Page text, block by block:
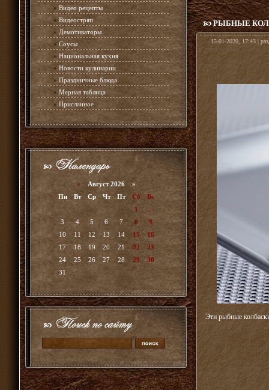
» Видео рецепты
» Видеостряп
» Демотиваторы
» Соусы
» Национальная кухня
» Новости кулинарии
» Праздничные блюда
» Мерная таблица
» Присланное
« Август 2026 »
Пн
Вт Ср Чт Пт Сб
Вс
1
2
3
4 5 6 7 8
9
10
11 12 13 14 15
16
17
18 19 20 21 22
23
24
25 26 27 28 29
30
31
РЫБНЫЕ
15-01-2020, 17:43 |
Эти рыбные